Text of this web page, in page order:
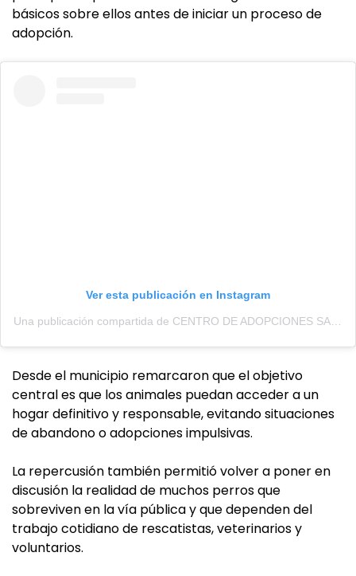
básicos sobre ellos antes de iniciar un proceso de
adopción.
Ver esta publicación en Instagram
Una publicación compartida de CENTRO DE ADOPCIONES SALTA (@centrodeadopcionessalta)
Desde el municipio remarcaron que el objetivo
central es que los animales puedan acceder a un
hogar definitivo y responsable, evitando situaciones
de abandono o adopciones impulsivas.
La repercusión también permitió volver a poner en
discusión la realidad de muchos perros que
sobreviven en la vía pública y que dependen del
trabajo cotidiano de rescatistas, veterinarios y
voluntarios.